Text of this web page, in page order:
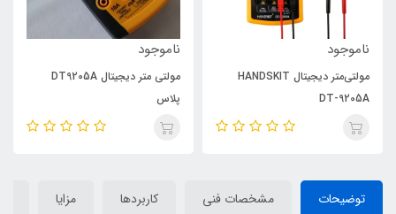
ناموجود
مولتی‌متر دیجیتال HANDSKIT
DT-9205A
ناموجود
مولتی متر دیجیتال DT9205A
پلاس
توضیحات مشخصات فنی کاربردها مزایا